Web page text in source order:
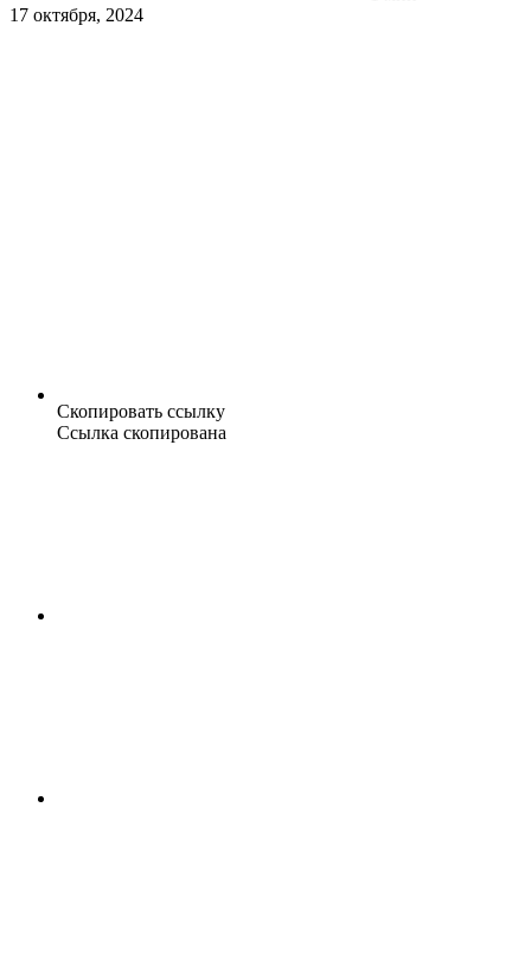
17 октября, 2024
Скопировать ссылку
Ссылка скопирована